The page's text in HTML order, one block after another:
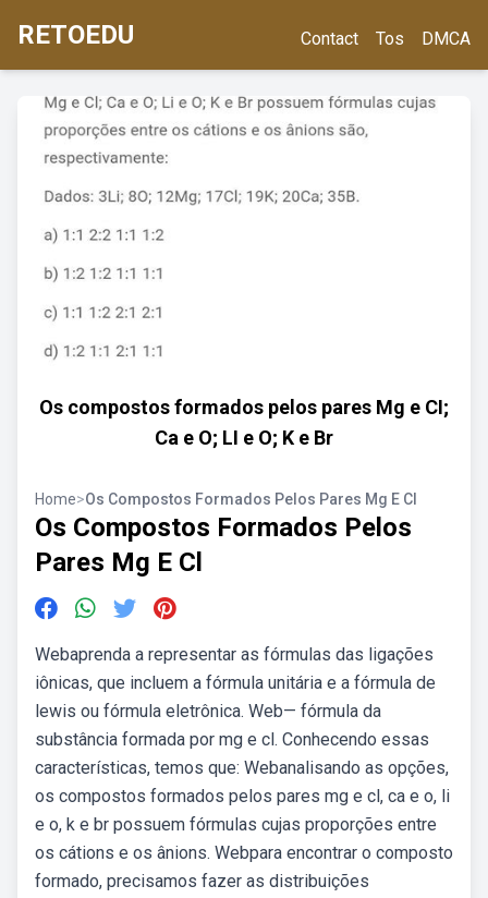
RETOEDU Contact Tos DMCA
Os compostos formados pelos pares Mg e CI;
Ca e O; LI e O; K e Br
Home>Os Compostos Formados Pelos Pares Mg E Cl
Os Compostos Formados Pelos
Pares Mg E Cl
Webaprenda a representar as fórmulas das ligações
iônicas, que incluem a fórmula unitária e a fórmula de
lewis ou fórmula eletrônica. Web— fórmula da
substância formada por mg e cl. Conhecendo essas
características, temos que: Webanalisando as opções,
os compostos formados pelos pares mg e cl, ca e o, li
e o, k e br possuem fórmulas cujas proporções entre
os cátions e os ânions. Webpara encontrar o composto
formado, precisamos fazer as distribuições